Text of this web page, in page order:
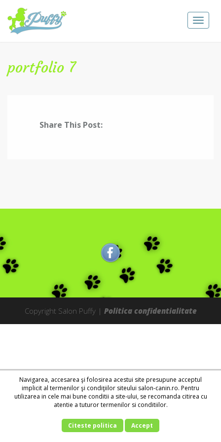
Toggle
portfolio 7
Share This Post:
Copyright Salon Puffy | Politica confidentialitate
Navigarea, accesarea şi folosirea acestui site presupune acceptul
implicit al termenilor şi condiţiilor siteului salon-canin.ro. Pentru
utilizarea in cele mai bune conditii a site-ului, se recomanda citirea cu
atentie a tuturor termenilor si conditiilor.
Citeste politica Accept